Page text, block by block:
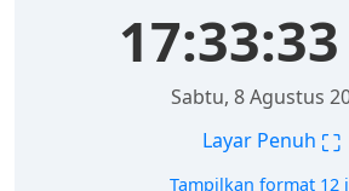
17:33:33
Sabtu, 8 Agustus
Layar Penuh ⛶
Tampilkan format 12